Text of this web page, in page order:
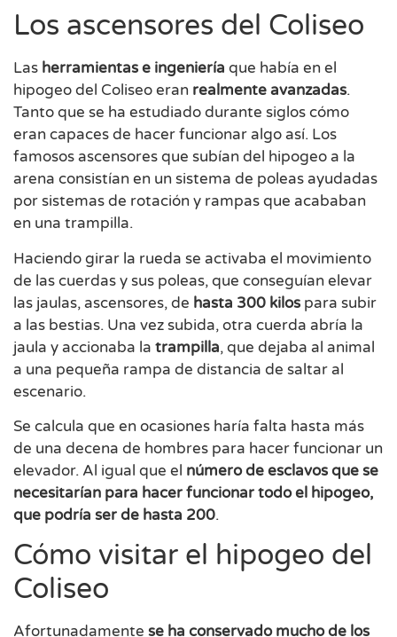
Los ascensores del Coliseo
Las herramientas e ingeniería que había en el
hipogeo del Coliseo eran realmente avanzadas.
Tanto que se ha estudiado durante siglos cómo
eran capaces de hacer funcionar algo así. Los
famosos ascensores que subían del hipogeo a la
arena consistían en un sistema de poleas ayudadas
por sistemas de rotación y rampas que acababan
en una trampilla.
Haciendo girar la rueda se activaba el movimiento
de las cuerdas y sus poleas, que conseguían elevar
las jaulas, ascensores, de hasta 300 kilos para subir
a las bestias. Una vez subida, otra cuerda abría la
jaula y accionaba la trampilla, que dejaba al animal
a una pequeña rampa de distancia de saltar al
escenario.
Se calcula que en ocasiones haría falta hasta más
de una decena de hombres para hacer funcionar un
elevador. Al igual que el número de esclavos que se
necesitarían para hacer funcionar todo el hipogeo,
que podría ser de hasta 200.
Cómo visitar el hipogeo del
Coliseo
Afortunadamente se ha conservado mucho de los